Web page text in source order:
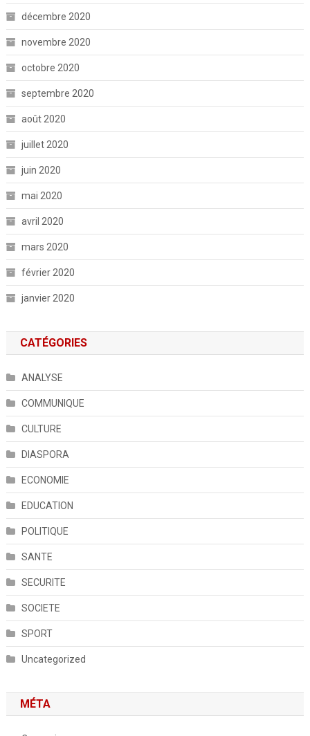
décembre 2020
novembre 2020
octobre 2020
septembre 2020
août 2020
juillet 2020
juin 2020
mai 2020
avril 2020
mars 2020
février 2020
janvier 2020
CATÉGORIES
ANALYSE
COMMUNIQUE
CULTURE
DIASPORA
ECONOMIE
EDUCATION
POLITIQUE
SANTE
SECURITE
SOCIETE
SPORT
Uncategorized
MÉTA